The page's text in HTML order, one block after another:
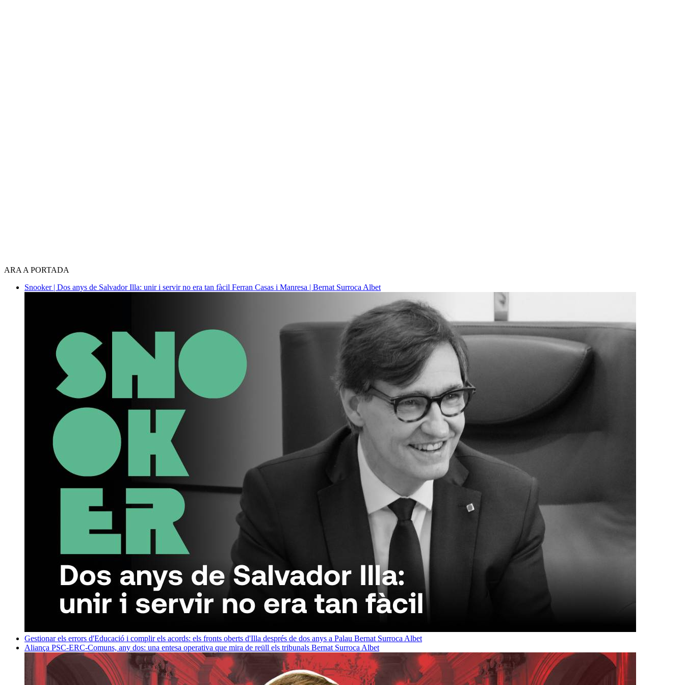
ARA A PORTADA
Snooker | Dos anys de Salvador Illa: unir i servir no era tan fàcil Ferran Casas i Manresa | Bernat Surroca Albet
Gestionar els errors d'Educació i complir els acords: els fronts oberts d'Illa després de dos anys a Palau Bernat Surroca Albet
Aliança PSC-ERC-Comuns, any dos: una entesa operativa que mira de reüll els tribunals Bernat Surroca Albet